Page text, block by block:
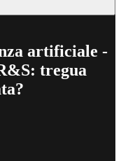
artificiale -
tregua